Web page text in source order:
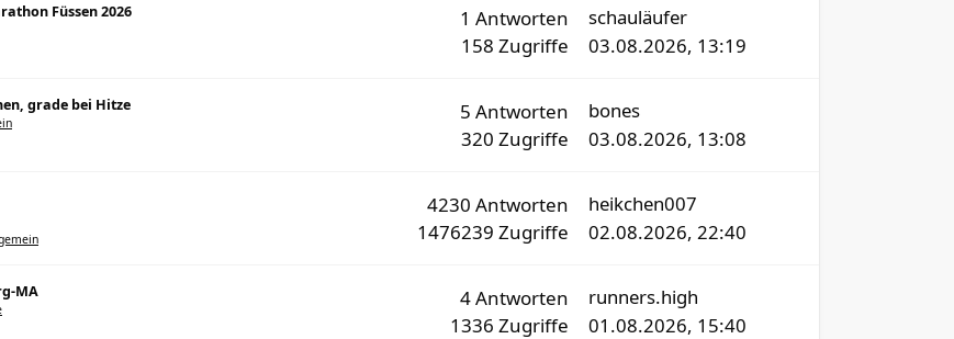
Füssen 2026 1Antworten
158Zugriffe
schauläufer
03.08.2026, 13:19
grade bei Hitze 5Antworten
320Zugriffe
bones
03.08.2026, 13:08
4230Antworten
1476239Zugriffe
heikchen007
02.08.2026, 22:40
MA 4Antworten
1336Zugriffe
runners.high
01.08.2026, 15:40